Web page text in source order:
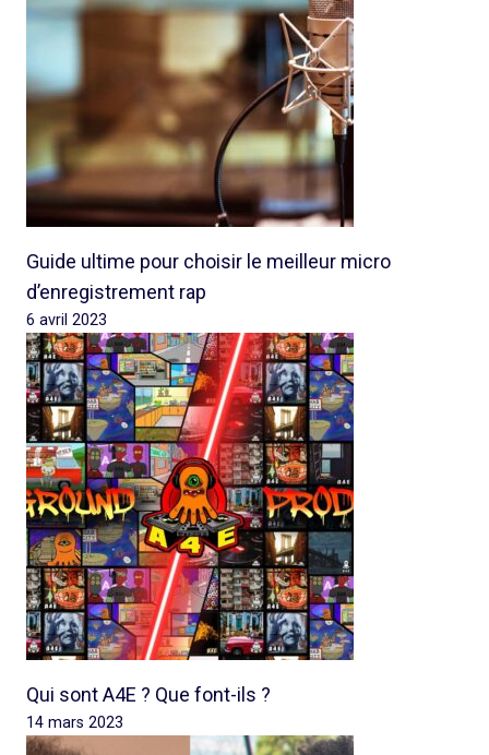
Guide ultime pour choisir le meilleur micro
d’enregistrement rap
6 avril 2023
Qui sont A4E ? Que font-ils ?
14 mars 2023